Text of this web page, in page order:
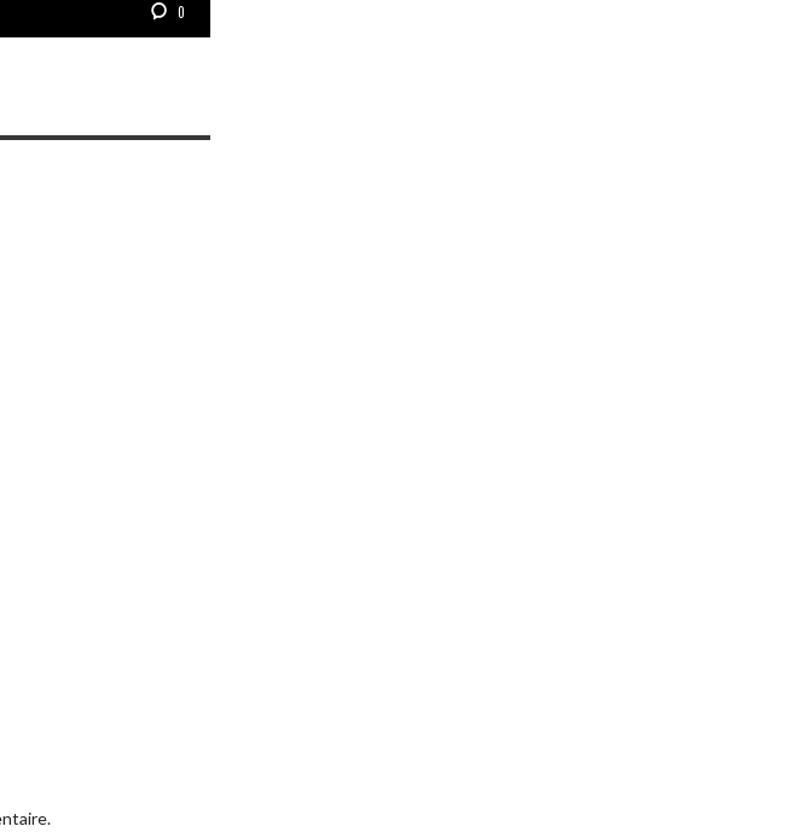
0